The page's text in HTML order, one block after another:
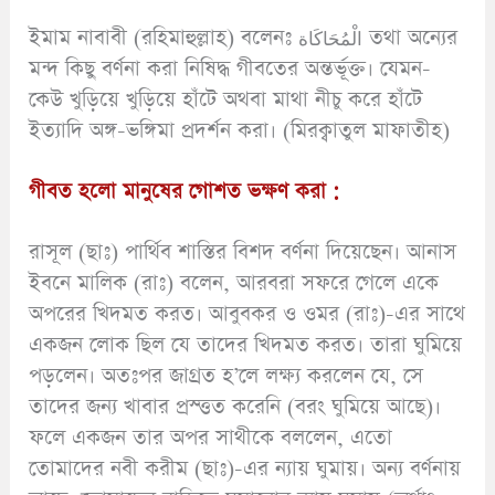
ইমাম নাবাবী (রহিমাহুল্লাহ) বলেনঃ الْمُحَاكَاة তথা অন্যের
মন্দ কিছু বর্ণনা করা নিষিদ্ধ গীবতের অন্তর্ভূক্ত। যেমন-
কেউ খুড়িয়ে খুড়িয়ে হাঁটে অথবা মাথা নীচু করে হাঁটে
ইত্যাদি অঙ্গ-ভঙ্গিমা প্রদর্শন করা। (মিরক্বাতুল মাফাতীহ)
গীবত হলো মানুষের গোশত ভক্ষণ করা :
রাসূল (ছাঃ) পার্থিব শাস্তির বিশদ বর্ণনা দিয়েছেন। আনাস
ইবনে মালিক (রাঃ) বলেন, আরবরা সফরে গেলে একে
অপরের খিদমত করত। আবুবকর ও ওমর (রাঃ)-এর সাথে
একজন লোক ছিল যে তাদের খিদমত করত। তারা ঘুমিয়ে
পড়লেন। অতঃপর জাগ্রত হ’লে লক্ষ্য করলেন যে, সে
তাদের জন্য খাবার প্রস্ত্তত করেনি (বরং ঘুমিয়ে আছে)।
ফলে একজন তার অপর সাথীকে বললেন, এতো
তোমাদের নবী করীম (ছাঃ)-এর ন্যায় ঘুমায়। অন্য বর্ণনায়